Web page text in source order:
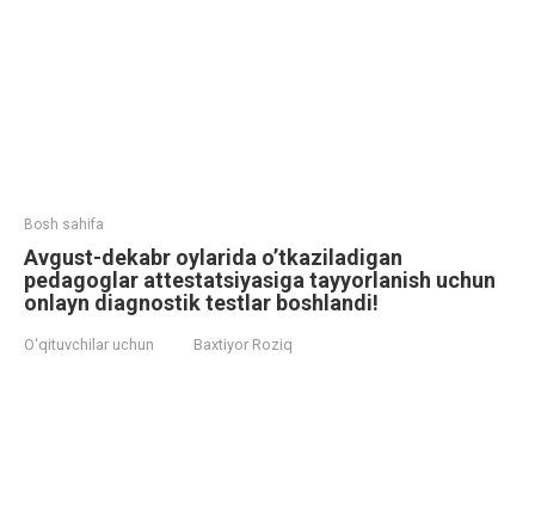
Bosh sahifa
Avgust-dekabr oylarida o’tkaziladigan
pedagoglar attestatsiyasiga tayyorlanish uchun
onlayn diagnostik testlar boshlandi!
O‘qituvchilar uchun Baxtiyor Roziq